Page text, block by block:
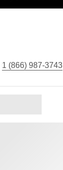
1 (866) 987-3743